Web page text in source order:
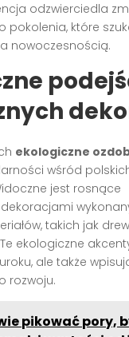
odzwierciedla
pokolenia, które
nowoczesnością.
ekologiczne
wśród
jest rosnące
takich jak
ekologiczne
ale także
rozwoju.
pikować pory,